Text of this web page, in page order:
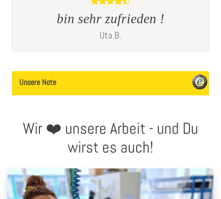
bin sehr zufrieden !
Uta B.
Unsere Note
Wir ❤️ unsere Arbeit - und Du
wirst es auch!